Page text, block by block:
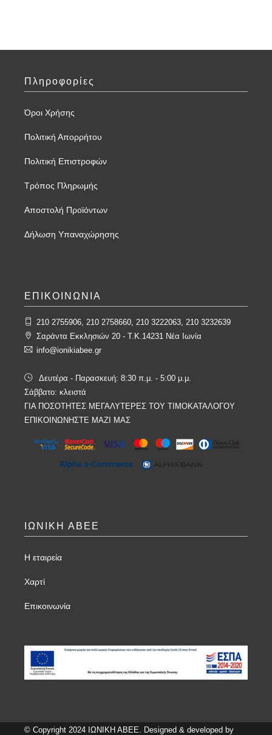
Πληροφορίες
Όροι Χρήσης
Πολιτική Απορρήτου
Πολιτική Επιστροφών
Τρόπος Πληρωμής
Αποστολή Προϊόντων
Δήλωση Υπαναχώρησης
ΕΠΙΚΟΙΝΩΝΙΑ
210 2755906, 210 2758660, 210 3222063, 210 3232639
Σαράντα Εκκλησιών 20 - T.K.14231 Νέα Ιωνία
info@ionikiabee.gr
Δευτέρα - Παρασκευή: 8:30 π.μ. - 5:00 μ.μ.
Σάββατο: κλειστά
ΓΙΑ ΠΟΣΟΤΗΤΕΣ ΜΕΓΑΛΥΤΕΡΕΣ ΤΟΥ ΤΙΜΟΚΑΤΑΛΟΓΟΥ
ΕΠΙΚΟΙΝΩΝΗΣΤΕ ΜΑΖΙ ΜΑΣ
ΙΩΝΙΚΗ ΑΒΕΕ
Η εταιρεία
Χαρτί
Επικοινωνία
© Copyright 2024 ΙΩΝΙΚΗ ΑΒΕΕ. Designed & developed by